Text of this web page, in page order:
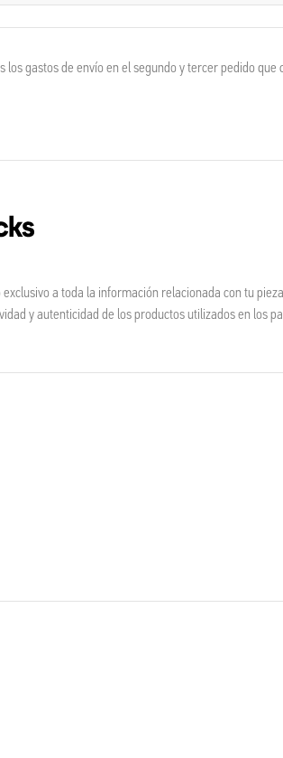
gastos de envío en el segundo y tercer pedido que
a toda la información relacionada con tu
y autenticidad de los productos utilizados en los